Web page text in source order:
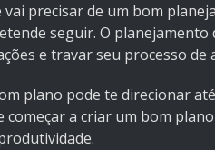
precisar de um bom
seguir. O
e travar seu processo de
plano pode te direcionar
a criar um bom